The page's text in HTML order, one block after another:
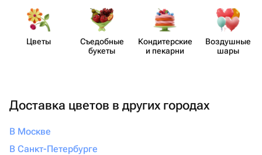
Цветы
Съедобные
букеты
Кондит​ерские
и пекарни
Воздушные
шары
Доставка цветов в других городах
В Москве
В Санкт-Петербурге